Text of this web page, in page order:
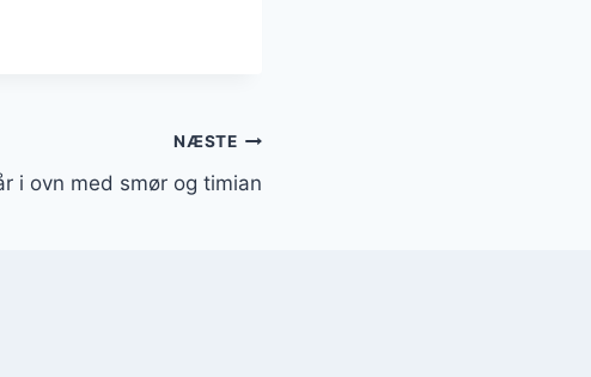
NÆSTE
i ovn med smør og timian